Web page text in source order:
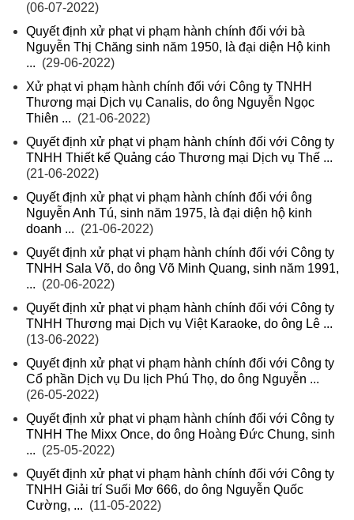
(06-07-2022)
Quyết định xử phạt vi phạm hành chính đối với bà
Nguyễn Thị Chăng sinh năm 1950, là đại diện Hộ kinh
... (29-06-2022)
Xử phạt vi phạm hành chính đối với Công ty TNHH
Thương mại Dịch vụ Canalis, do ông Nguyễn Ngọc
Thiên ... (21-06-2022)
Quyết định xử phạt vi phạm hành chính đối với Công ty
TNHH Thiết kế Quảng cáo Thương mại Dịch vụ Thế ...
(21-06-2022)
Quyết định xử phạt vi phạm hành chính đối với ông
Nguyễn Anh Tú, sinh năm 1975, là đại diện hộ kinh
doanh ... (21-06-2022)
Quyết định xử phạt vi phạm hành chính đối với Công ty
TNHH Sala Võ, do ông Võ Minh Quang, sinh năm 1991,
... (20-06-2022)
Quyết định xử phạt vi phạm hành chính đối với Công ty
TNHH Thương mại Dịch vụ Việt Karaoke, do ông Lê ...
(13-06-2022)
Quyết định xử phạt vi phạm hành chính đối với Công ty
Cổ phần Dịch vụ Du lịch Phú Thọ, do ông Nguyễn ...
(26-05-2022)
Quyết định xử phạt vi phạm hành chính đối với Công ty
TNHH The Mixx Once, do ông Hoàng Đức Chung, sinh
... (25-05-2022)
Quyết định xử phạt vi phạm hành chính đối với Công ty
TNHH Giải trí Suối Mơ 666, do ông Nguyễn Quốc
Cường, ... (11-05-2022)